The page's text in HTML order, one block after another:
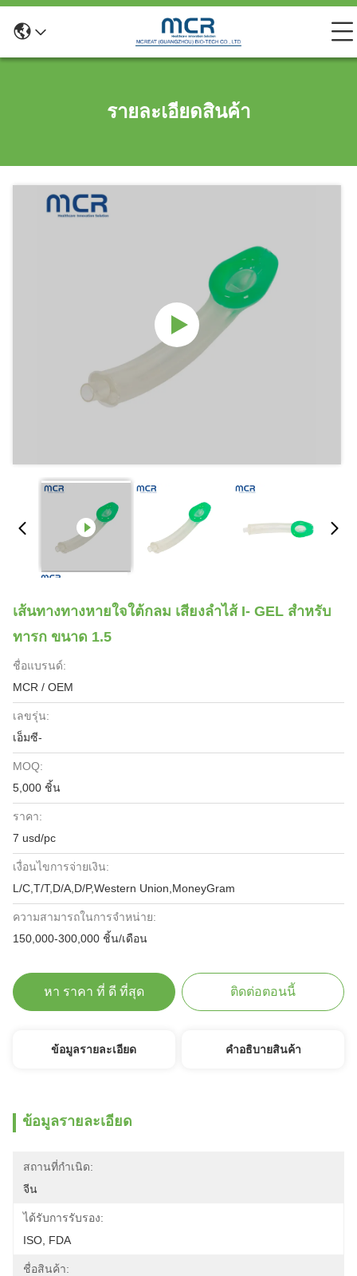
รายละเอียดสินค้า
เส้นทางทางหายใจใต้กลม เสียงลําไส้ I- GEL สําหรับ
ทารก ขนาด 1.5
ชื่อแบรนด์:
MCR / OEM
เลขรุ่น:
เอ็มซี-
MOQ:
5,000 ชิ้น
ราคา:
7 usd/pc
เงื่อนไขการจ่ายเงิน:
L/C,T/T,D/A,D/P,Western Union,MoneyGram
ความสามารถในการจําหน่าย:
150,000-300,000 ชิ้น/เดือน
หา ราคา ที่ ดี ที่สุด ติดต่อตอนนี้
ข้อมูลรายละเอียด คําอธิบายสินค้า
ข้อมูลรายละเอียด
สถานที่กำเนิด:
จีน
ได้รับการรับรอง:
ISO, FDA
ชื่อสินค้า: